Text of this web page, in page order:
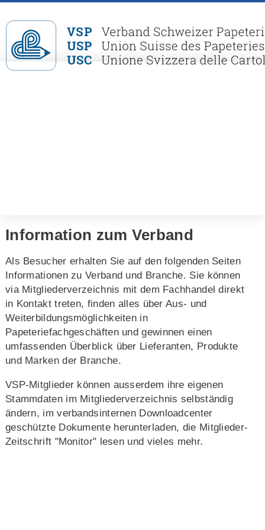
Information zum Verband
Als Besucher erhalten Sie auf den folgenden Seiten
Informationen zu Verband und Branche. Sie können
via Mitgliederverzeichnis mit dem Fachhandel direkt
in Kontakt treten, finden alles über Aus- und
Weiterbildungsmöglichkeiten in
Papeteriefachgeschäften und gewinnen einen
umfassenden Überblick über Lieferanten, Produkte
und Marken der Branche.
VSP-Mitglieder können ausserdem ihre eigenen
Stammdaten im Mitgliederverzeichnis selbständig
ändern, im verbandsinternen Downloadcenter
geschützte Dokumente herunterladen, die Mitglieder-
Zeitschrift "Monitor" lesen und vieles mehr.